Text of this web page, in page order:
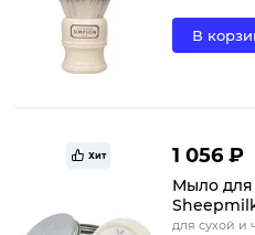
В
Хит 1 056 ₽
Мыло для
для сухой и